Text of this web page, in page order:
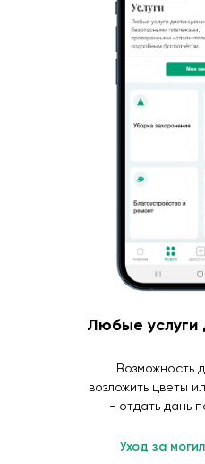
Любые услуги
Возможность
возложить цветы
- отдать дань
Уход за